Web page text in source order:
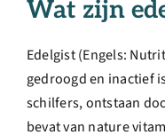
Wat zijn
Edelgist (Engels:
gedroogd en inactief
schilfers, ontstaan
bevat van nature